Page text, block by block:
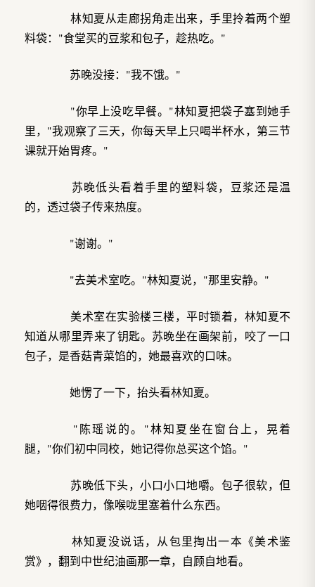
林知夏从走廊拐角走出来，手里拎着两个塑
料袋："食堂买的豆浆和包子，趁热吃。"
苏晚没接："我不饿。"
"你早上没吃早餐。"林知夏把袋子塞到她手
里，"我观察了三天，你每天早上只喝半杯水，第三节
课就开始胃疼。"
苏晚低头看着手里的塑料袋，豆浆还是温
的，透过袋子传来热度。
"谢谢。"
"去美术室吃。"林知夏说，"那里安静。"
美术室在实验楼三楼，平时锁着，林知夏不
知道从哪里弄来了钥匙。苏晚坐在画架前，咬了一口
包子，是香菇青菜馅的，她最喜欢的口味。
她愣了一下，抬头看林知夏。
"陈瑶说的。"林知夏坐在窗台上，晃着
腿，"你们初中同校，她记得你总买这个馅。"
苏晚低下头，小口小口地嚼。包子很软，但
她咽得很费力，像喉咙里塞着什么东西。
林知夏没说话，从包里掏出一本《美术鉴
赏》，翻到中世纪油画那一章，自顾自地看。